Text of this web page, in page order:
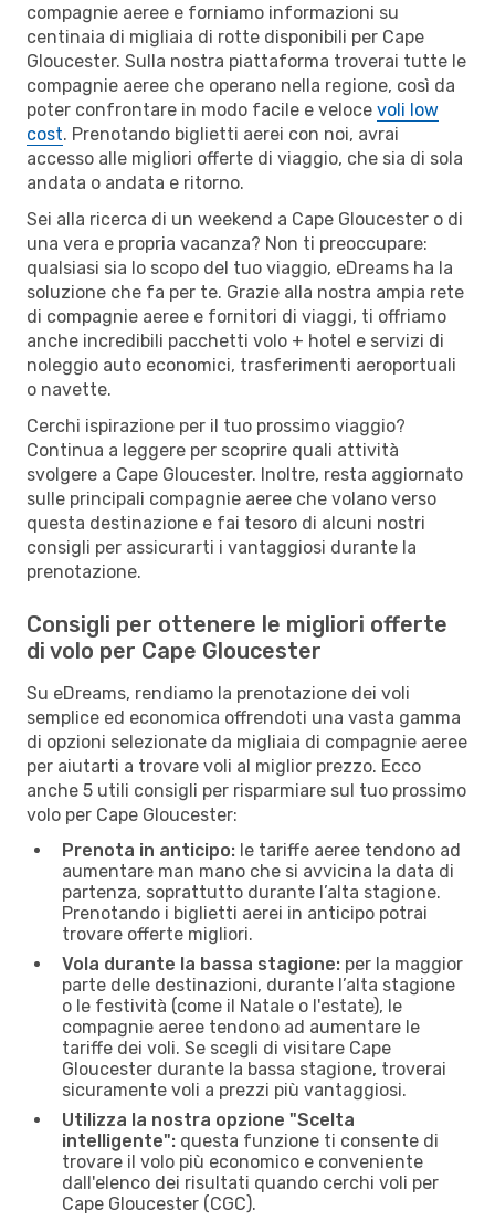
compagnie aeree e forniamo informazioni su
centinaia di migliaia di rotte disponibili per Cape
Gloucester. Sulla nostra piattaforma troverai tutte le
compagnie aeree che operano nella regione, così da
poter confrontare in modo facile e veloce voli low
cost. Prenotando biglietti aerei con noi, avrai
accesso alle migliori offerte di viaggio, che sia di sola
andata o andata e ritorno.
Sei alla ricerca di un weekend a Cape Gloucester o di
una vera e propria vacanza? Non ti preoccupare:
qualsiasi sia lo scopo del tuo viaggio, eDreams ha la
soluzione che fa per te. Grazie alla nostra ampia rete
di compagnie aeree e fornitori di viaggi, ti offriamo
anche incredibili pacchetti volo + hotel e servizi di
noleggio auto economici, trasferimenti aeroportuali
o navette.
Cerchi ispirazione per il tuo prossimo viaggio?
Continua a leggere per scoprire quali attività
svolgere a Cape Gloucester. Inoltre, resta aggiornato
sulle principali compagnie aeree che volano verso
questa destinazione e fai tesoro di alcuni nostri
consigli per assicurarti i vantaggiosi durante la
prenotazione.
Consigli per ottenere le migliori offerte
di volo per Cape Gloucester
Su eDreams, rendiamo la prenotazione dei voli
semplice ed economica offrendoti una vasta gamma
di opzioni selezionate da migliaia di compagnie aeree
per aiutarti a trovare voli al miglior prezzo. Ecco
anche 5 utili consigli per risparmiare sul tuo prossimo
volo per Cape Gloucester:
Prenota in anticipo: le tariffe aeree tendono ad
aumentare man mano che si avvicina la data di
partenza, soprattutto durante l’alta stagione.
Prenotando i biglietti aerei in anticipo potrai
trovare offerte migliori.
Vola durante la bassa stagione: per la maggior
parte delle destinazioni, durante l’alta stagione
o le festività (come il Natale o l'estate), le
compagnie aeree tendono ad aumentare le
tariffe dei voli. Se scegli di visitare Cape
Gloucester durante la bassa stagione, troverai
sicuramente voli a prezzi più vantaggiosi.
Utilizza la nostra opzione "Scelta
intelligente": questa funzione ti consente di
trovare il volo più economico e conveniente
dall'elenco dei risultati quando cerchi voli per
Cape Gloucester (CGC).